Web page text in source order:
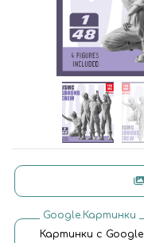
Google.Картинки
Картинки с Google